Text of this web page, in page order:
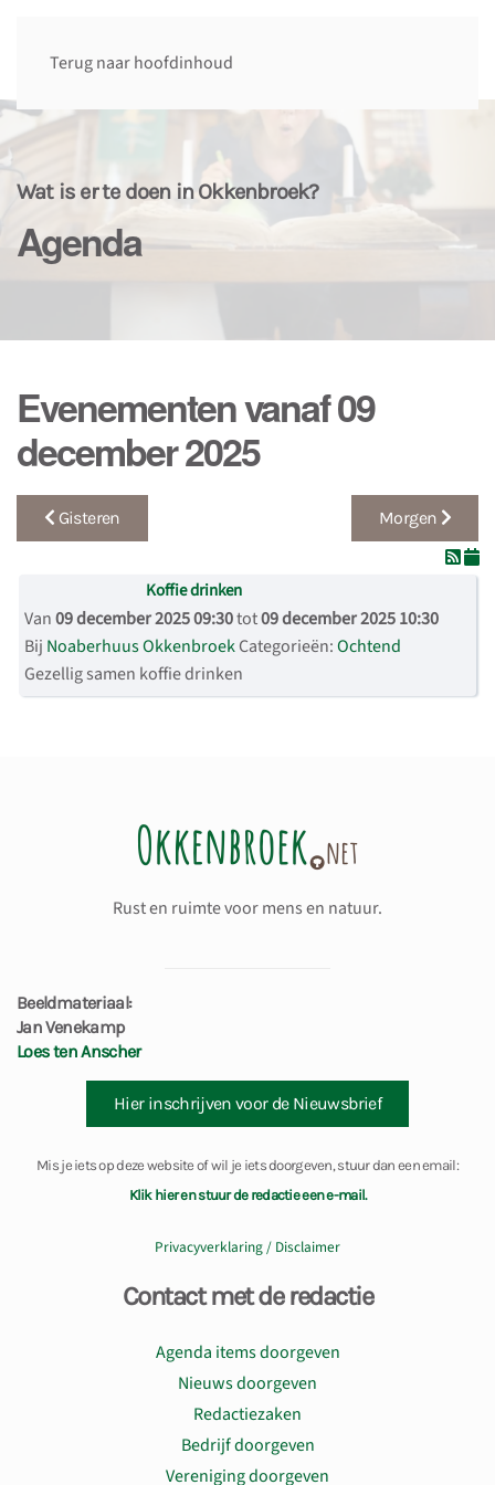
Terug naar hoofdinhoud
Wat is er te doen in Okkenbroek?
Agenda
Evenementen vanaf 09
december 2025
Gisteren Morgen
Koffie drinken
Van09 december 2025 09:30tot09 december 2025 10:30
Bij Noaberhuus OkkenbroekCategorieën:Ochtend
Gezellig samen koffie drinken
Rust en ruimte voor mens en natuur.
Beeldmateriaal:
Jan Venekamp
Loes ten Anscher
Hier inschrijven voor de Nieuwsbrief
Mis je iets op deze website of wil je iets doorgeven, stuur dan een email:
Klik hier en stuur de redactie een e-mail.
Privacyverklaring / Disclaimer
Contact met de redactie
Agenda items doorgeven
Nieuws doorgeven
Redactiezaken
Bedrijf doorgeven
Vereniging doorgeven